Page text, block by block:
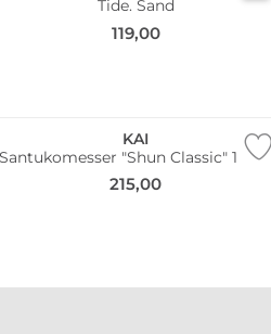
Tide. Sand
119,00
KAI
Santukomesser "Shun Classic" 18cm
215,00